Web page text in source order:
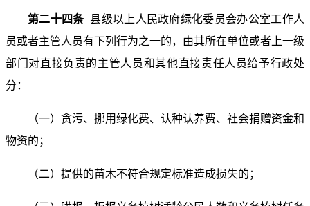
第二十四条 县级以上人民政府绿化委员会办公室工作人
员或者主管人员有下列行为之一的，由其所在单位或者上一级
部门对直接负责的主管人员和其他直接责任人员给予行政处
分：
（一）贪污、挪用绿化费、认种认养费、社会捐赠资金和
物资的；
（二）提供的苗木不符合规定标准造成损失的；